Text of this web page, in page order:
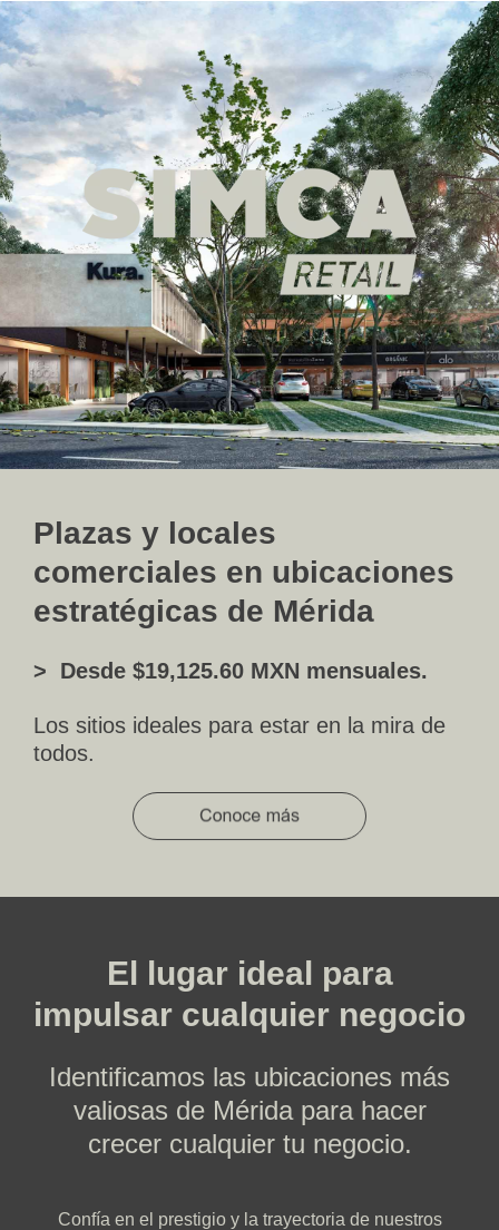
Plazas y locales
comerciales en ubicaciones
estratégicas de Mérida
> Desde $19,125.60 MXN mensuales.
Los sitios ideales para estar en la mira de
todos.
El lugar ideal para
impulsar cualquier negocio
Identificamos las ubicaciones más
valiosas de Mérida para hacer
crecer cualquier tu negocio.
Confía en el prestigio y la trayectoria de nuestros